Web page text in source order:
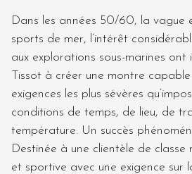
Dans les années 50/60, la vague
sports de mer, l’intérêt
aux explorations sous-marines
Tissot à créer une montre
exigences les plus sévères
conditions de temps, de lieu, de
température. Un succès
Destinée à une clientèle de classe
et sportive avec une exigence sur